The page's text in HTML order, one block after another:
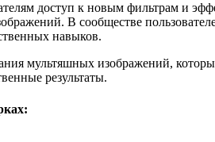
доступ к новым фильтрам и
В сообществе
навыков.
мультяшных изображений,
результаты.